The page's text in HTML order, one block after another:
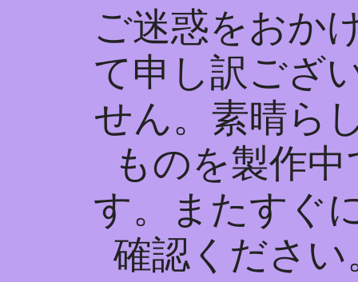
ご迷惑をおか
て申し訳ござ
せん。素晴ら
ものを製作中
す。またすぐ
確認ください